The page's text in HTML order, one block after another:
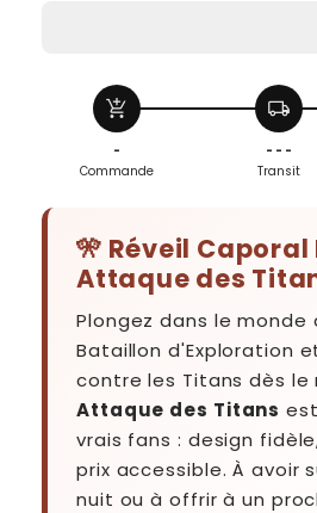
Attaque
des
Titans™
des
add_shopping_cart
-
Commande
local_shipping
- - -
Transit
🎌 Réveil
Attaque des
Plongez dans le monde
Bataillon d'Exploration
contre les Titans dès le
Attaque des Titans
vrais fans : design
prix accessible. À avoir
nuit ou à offrir à un